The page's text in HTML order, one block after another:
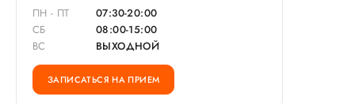
ПН - ПТ
07:30-20:00
СБ
08:00-15:00
ВС
ВЫХОДНОЙ
ЗАПИСАТЬСЯ НА ПРИЕМ